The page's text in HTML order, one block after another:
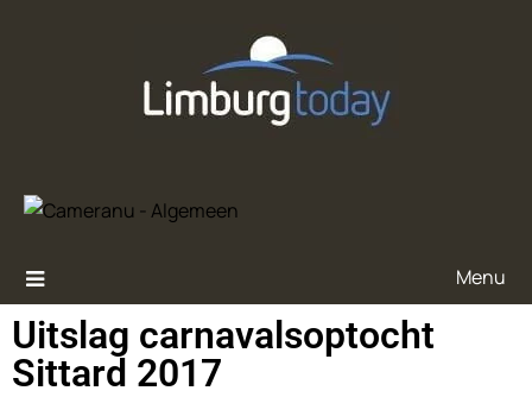
Menu
Uitslag carnavalsoptocht
Sittard 2017